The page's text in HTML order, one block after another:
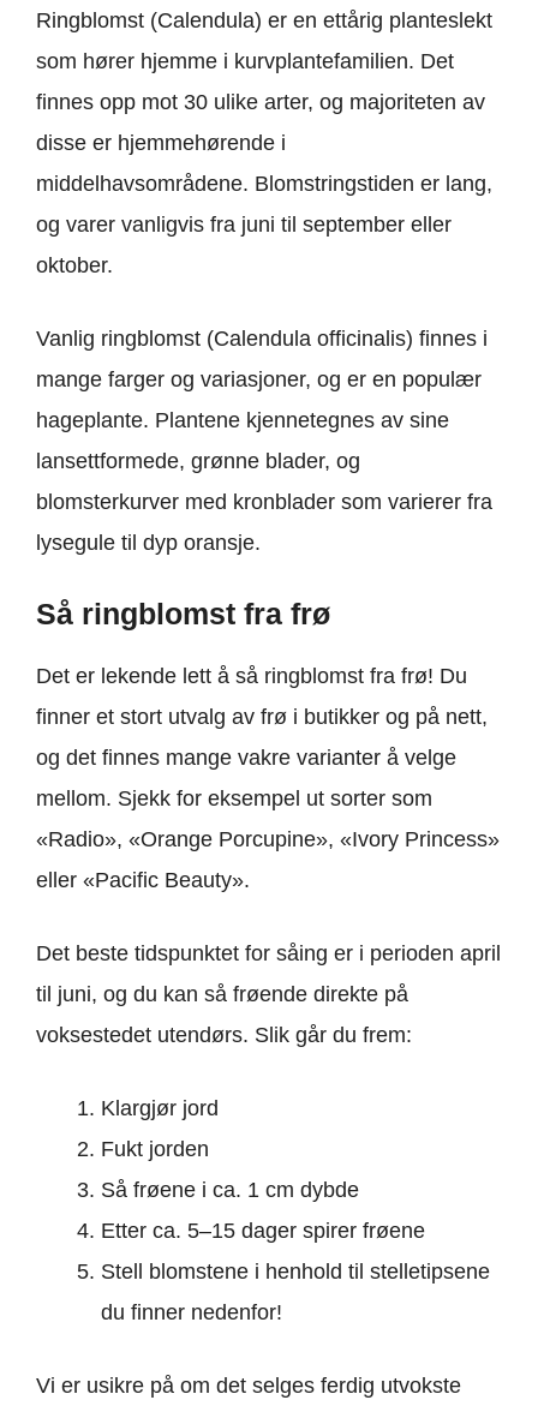
Ringblomst (Calendula) er en ettårig planteslekt
som hører hjemme i kurvplantefamilien. Det
finnes opp mot 30 ulike arter, og majoriteten av
disse er hjemmehørende i
middelhavsområdene. Blomstringstiden er lang,
og varer vanligvis fra juni til september eller
oktober.
Vanlig ringblomst (Calendula officinalis) finnes i
mange farger og variasjoner, og er en populær
hageplante. Plantene kjennetegnes av sine
lansettformede, grønne blader, og
blomsterkurver med kronblader som varierer fra
lysegule til dyp oransje.
Så ringblomst fra frø
Det er lekende lett å så ringblomst fra frø! Du
finner et stort utvalg av frø i butikker og på nett,
og det finnes mange vakre varianter å velge
mellom. Sjekk for eksempel ut sorter som
«Radio», «Orange Porcupine», «Ivory Princess»
eller «Pacific Beauty».
Det beste tidspunktet for såing er i perioden april
til juni, og du kan så frøende direkte på
voksestedet utendørs. Slik går du frem:
Klargjør jord
Fukt jorden
Så frøene i ca. 1 cm dybde
Etter ca. 5–15 dager spirer frøene
Stell blomstene i henhold til stelletipsene
du finner nedenfor!
Vi er usikre på om det selges ferdig utvokste